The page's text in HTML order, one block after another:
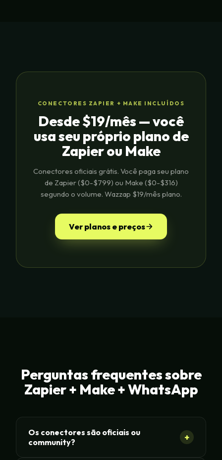
CONECTORES ZAPIER + MAKE INCLUÍDOS
Desde $19/mês — você
usa seu próprio plano de
Zapier ou Make
Conectores oficiais grátis. Você paga seu plano
de Zapier ($0-$799) ou Make ($0-$316)
segundo o volume. Wazzap $19/mês plano.
Ver planos e preços
Perguntas frequentes sobre
Zapier + Make + WhatsApp
Os conectores são oficiais ou
community?
+